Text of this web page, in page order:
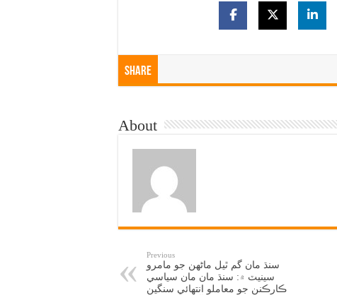
Share
About
Previous
سنڌ مان گم ٿيل ماڻهن جو مامرو
سينيٽ ۾: سنڌ مان مان سياسي
ڪارڪنن جو معاملو انتهائي سنگين